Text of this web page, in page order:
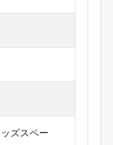
ズスペー